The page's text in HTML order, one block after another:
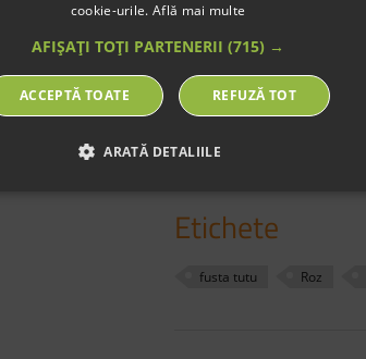
0-6 luni
6-12 luni: 21 cm
29 cm
4-6 ani: 34 cm
10-12 ani:
Etichete
fusta tutu Roz
cookie-urile. Află mai multe
AFIȘAȚI TOȚI PARTENERII (715) →
ACCEPTĂ TOATE REFUZĂ TOT
ARATĂ DETALIILE